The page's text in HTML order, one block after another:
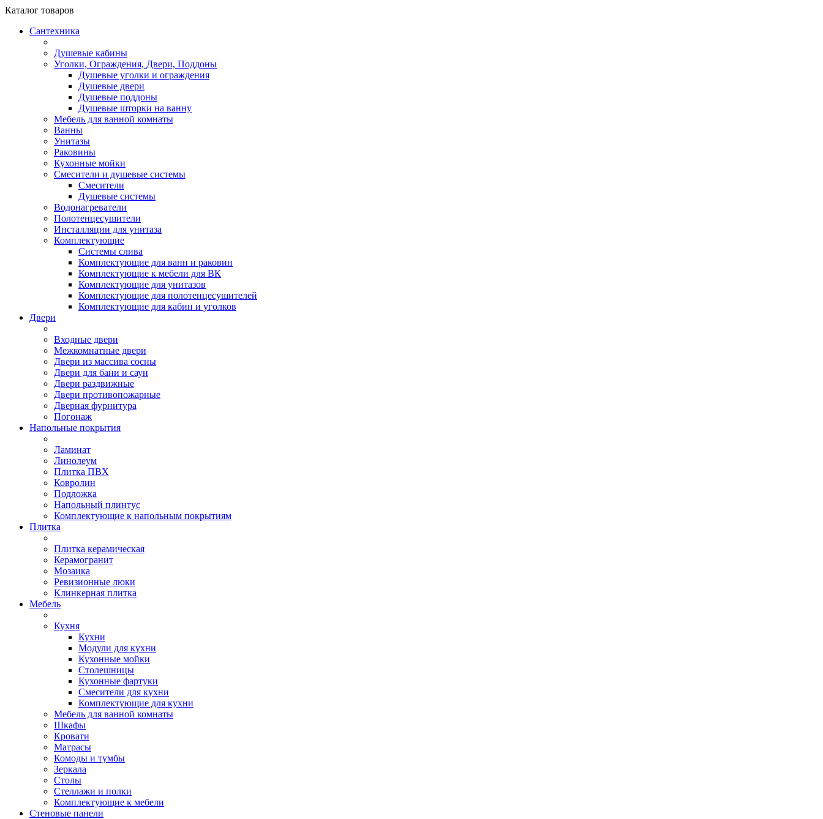
Каталог товаров
Сантехника
Душевые кабины
Уголки, Ограждения, Двери, Поддоны
Душевые уголки и ограждения
Душевые двери
Душевые поддоны
Душевые шторки на ванну
Мебель для ванной комнаты
Ванны
Унитазы
Раковины
Кухонные мойки
Смесители и душевые системы
Смесители
Душевые системы
Водонагреватели
Полотенцесушители
Инсталляции для унитаза
Комплектующие
Системы слива
Комплектующие для ванн и раковин
Комплектующие к мебели для ВК
Комплектующие для унитазов
Комплектующие для полотенцесушителей
Комплектующие для кабин и уголков
Двери
Входные двери
Межкомнатные двери
Двери из массива сосны
Двери для бани и саун
Двери раздвижные
Двери противопожарные
Дверная фурнитура
Погонаж
Напольные покрытия
Ламинат
Линолеум
Плитка ПВХ
Ковролин
Подложка
Напольный плинтус
Комплектующие к напольным покрытиям
Плитка
Плитка керамическая
Керамогранит
Мозаика
Ревизионные люки
Клинкерная плитка
Мебель
Кухня
Кухни
Модули для кухни
Кухонные мойки
Столешницы
Кухонные фартуки
Смесители для кухни
Комплектующие для кухни
Мебель для ванной комнаты
Шкафы
Кровати
Матрасы
Комоды и тумбы
Зеркала
Столы
Стеллажи и полки
Комплектующие к мебели
Стеновые панели